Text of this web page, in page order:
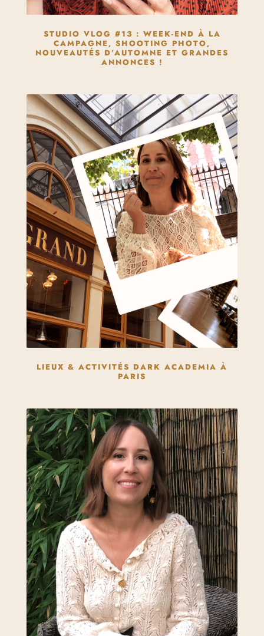
STUDIO VLOG #13 : WEEK-END À LA
CAMPAGNE, SHOOTING PHOTO,
NOUVEAUTÉS D’AUTOMNE ET GRANDES
ANNONCES !
LIEUX & ACTIVITÉS DARK ACADEMIA À
PARIS